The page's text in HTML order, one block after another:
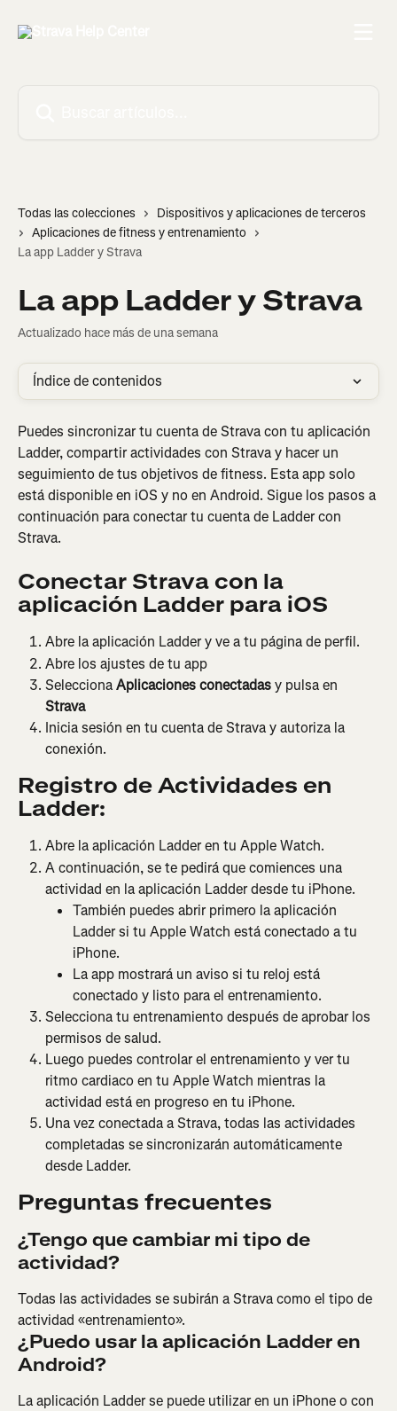
Todas las colecciones
Dispositivos y aplicaciones de terceros
Aplicaciones de fitness y entrenamiento
La app Ladder y Strava
La app Ladder y Strava
Actualizado hace más de una semana
Índice de contenidos
Puedes sincronizar tu cuenta de Strava con tu aplicación
Ladder, compartir actividades con Strava y hacer un
seguimiento de tus objetivos de fitness. Esta app solo
está disponible en iOS y no en Android. Sigue los pasos a
continuación para conectar tu cuenta de Ladder con
Strava.
Conectar Strava con la
aplicación Ladder para iOS
Abre la aplicación Ladder y ve a tu página de perfil.
Abre los ajustes de tu app
Selecciona Aplicaciones conectadas y pulsa en
Strava
Inicia sesión en tu cuenta de Strava y autoriza la
conexión.
Registro de Actividades en
Ladder:
Abre la aplicación Ladder en tu Apple Watch.
A continuación, se te pedirá que comiences una
actividad en la aplicación Ladder desde tu iPhone.
También puedes abrir primero la aplicación
Ladder si tu Apple Watch está conectado a tu
iPhone.
La app mostrará un aviso si tu reloj está
conectado y listo para el entrenamiento.
Selecciona tu entrenamiento después de aprobar los
permisos de salud.
Luego puedes controlar el entrenamiento y ver tu
ritmo cardiaco en tu Apple Watch mientras la
actividad está en progreso en tu iPhone.
Una vez conectada a Strava, todas las actividades
completadas se sincronizarán automáticamente
desde Ladder.
Preguntas frecuentes
¿Tengo que cambiar mi tipo de
actividad?
Todas las actividades se subirán a Strava como el tipo de
actividad «entrenamiento».
¿Puedo usar la aplicación Ladder en
Android?
La aplicación Ladder se puede utilizar en un iPhone o con